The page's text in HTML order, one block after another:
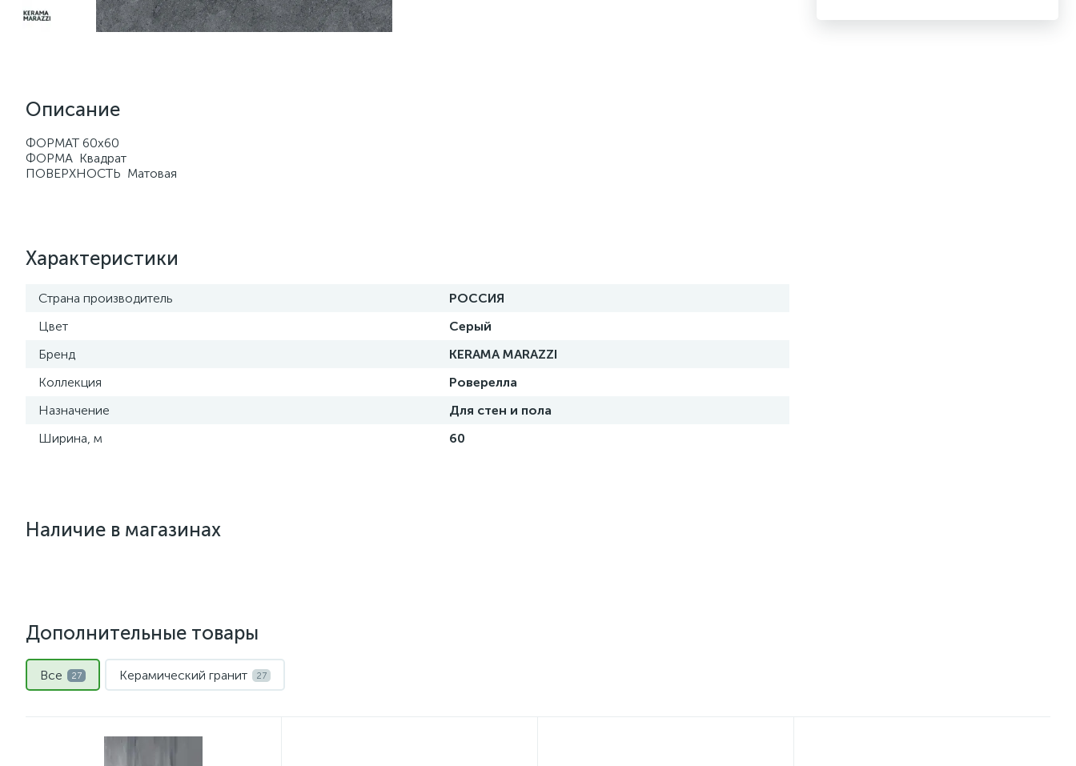
Описание
ФОРМАТ 60х60
ФОРМА Квадрат
ПОВЕРХНОСТЬ Матовая
Характеристики
Страна производитель
РОССИЯ
Цвет
Серый
Бренд
KERAMA MARAZZI
Коллекция
Роверелла
Назначение
Для стен и пола
Ширина, м
60
Наличие в магазинах
Дополнительные товары
Все 27 Керамический гранит 27